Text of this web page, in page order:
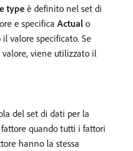
type è definito nel set di
e specifica Actual o
valore specificato. Se
viene utilizzato il
del set di dati per la
quando tutti i fattori
hanno la stessa